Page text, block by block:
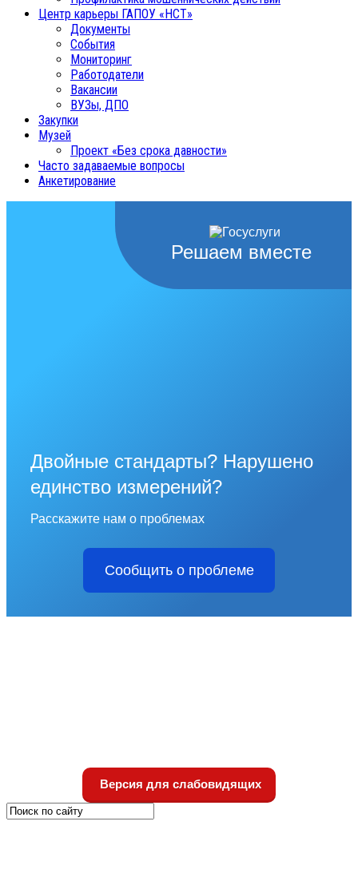
Центр карьеры ГАПОУ «НСТ»
Документы
События
Мониторинг
Работодатели
Вакансии
ВУЗы, ДПО
Закупки
Музей
Проект «Без срока давности»
Часто задаваемые вопросы
Анкетирование
Решаем вместе
Двойные стандарты? Нарушено
единство измерений?
Расскажите нам о проблемах
Сообщить о проблеме
Версия для слабовидящих